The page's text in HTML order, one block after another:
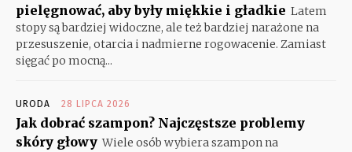
pielęgnować, aby były miękkie i gładkie Latem
stopy są bardziej widoczne, ale też bardziej narażone na
przesuszenie, otarcia i nadmierne rogowacenie. Zamiast
sięgać po mocną...
URODA 28 LIPCA 2026
Jak dobrać szampon? Najczęstsze problemy
skóry głowy Wiele osób wybiera szampon na